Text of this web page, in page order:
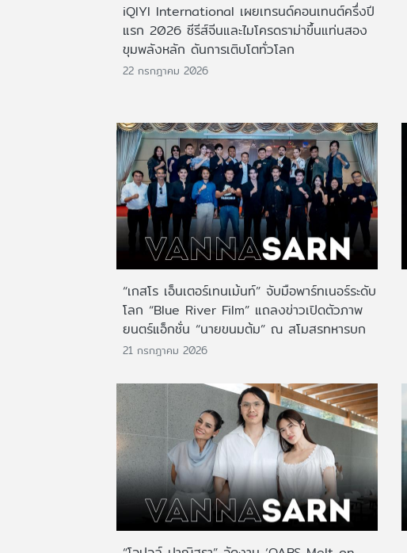
iQIYI International เผยเทรนด์คอนเทนต์ครึ่งปี
แรก 2026 ซีรีส์จีนและไมโครดราม่าขึ้นแท่นสอง
ขุมพลังหลัก ดันการเติบโตทั่วโลก
22 กรกฎาคม 2026
“เกสโร เอ็นเตอร์เทนเม้นท์” จับมือพาร์ทเนอร์ระดับ
โลก “Blue River Film” แถลงข่าวเปิดตัวภาพ
ยนตร์แอ็กชั่น “นายขนมต้ม” ณ สโมสรทหารบก
21 กรกฎาคม 2026